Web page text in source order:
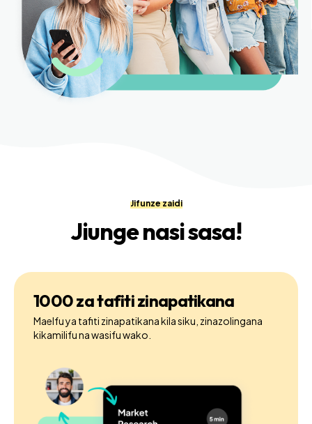
Jifunze zaidi
Jiunge nasi sasa!
1000 za tafiti zinapatikana
Maelfu ya tafiti zinapatikana kila siku, zinazolingana
kikamilifu na wasifu wako.